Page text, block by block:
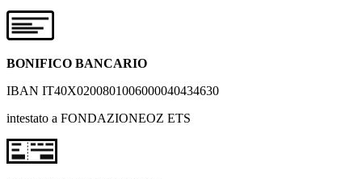
BONIFICO BANCARIO
IBAN IT40X0200801006000040434630
intestato a FONDAZIONEOZ ETS